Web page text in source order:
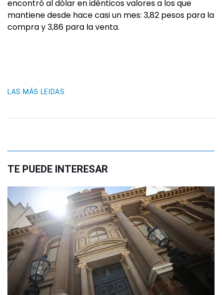
encontró al dólar en idénticos valores a los que
mantiene desde hace casi un mes: 3,82 pesos para la
compra y 3,86 para la venta.
LAS MÁS LEIDAS
TE PUEDE INTERESAR